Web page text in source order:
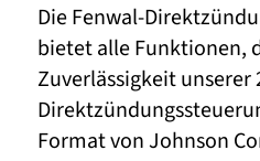
Die Fenwal-
bietet alle Funktionen,
Zuverlässigkeit unserer
Format von Johnson